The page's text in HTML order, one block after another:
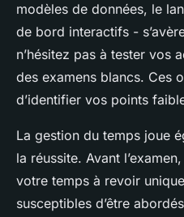
modèles de données, le
de bord interactifs -
n’hésitez pas à tester vos
des examens blancs. Ces
d’identifier vos points
La gestion du temps joue
la réussite. Avant
votre temps à revoir
susceptibles d’être